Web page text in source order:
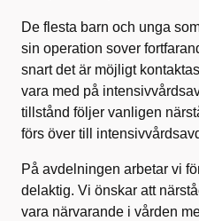
De flesta barn och unga
sin operation sover
snart det är möjligt
vara med på
tillstånd följer vanligen
förs över till
På avdelningen arbetar vi
delaktig. Vi önskar att
vara närvarande i vården